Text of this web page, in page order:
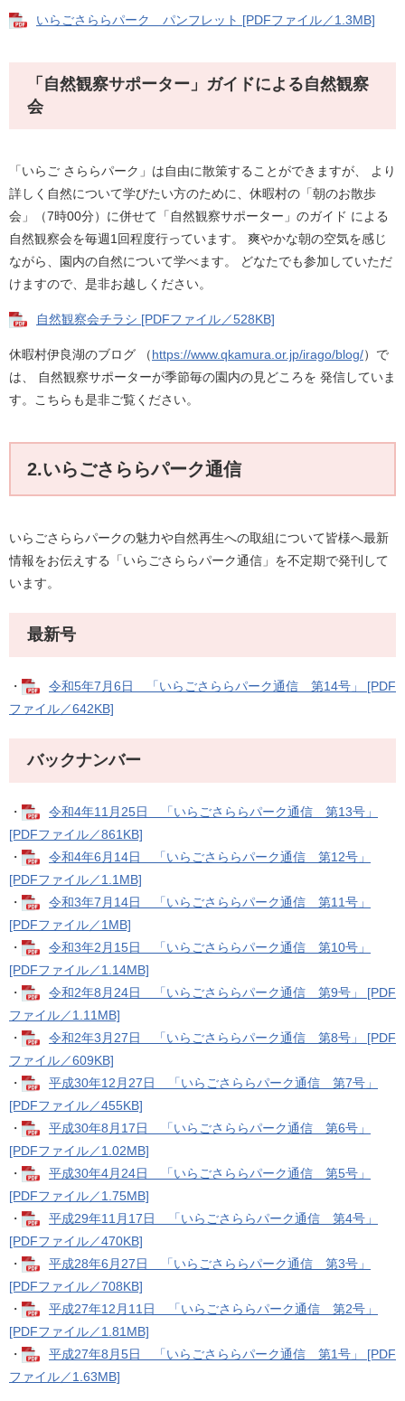
いらごさららパーク パンフレット [PDFファイル／1.3MB]
「自然観察サポーター」ガイドによる自然観察
会
「いらご さららパーク」は自由に散策することができますが、 より
詳しく自然について学びたい方のために、休暇村の「朝のお散歩
会」（7時00分）に併せて「自然観察サポーター」のガイド による
自然観察会を毎週1回程度行っています。 爽やかな朝の空気を感じ
ながら、園内の自然について学べます。 どなたでも参加していただ
けますので、是非お越しください。
自然観察会チラシ [PDFファイル／528KB]
休暇村伊良湖のブログ （https://www.qkamura.or.jp/irago/blog/）で
は、 自然観察サポーターが季節毎の園内の見どころを 発信していま
す。こちらも是非ご覧ください。
2.いらごさららパーク通信
いらごさららパークの魅力や自然再生への取組について皆様へ最新
情報をお伝えする「いらごさららパーク通信」を不定期で発刊して
います。
最新号
・
令和5年7月6日 「いらごさららパーク通信 第14号」 [PDF
ファイル／642KB]
バックナンバー
・
令和4年11月25日 「いらごさららパーク通信 第13号」
[PDFファイル／861KB]
・
令和4年6月14日 「いらごさららパーク通信 第12号」
[PDFファイル／1.1MB]
・
令和3年7月14日 「いらごさららパーク通信 第11号」
[PDFファイル／1MB]
・
令和3年2月15日 「いらごさららパーク通信 第10号」
[PDFファイル／1.14MB]
・
令和2年8月24日 「いらごさららパーク通信 第9号」 [PDF
ファイル／1.11MB]
・
令和2年3月27日 「いらごさららパーク通信 第8号」 [PDF
ファイル／609KB]
・
平成30年12月27日 「いらごさららパーク通信 第7号」
[PDFファイル／455KB]
・
平成30年8月17日 「いらごさららパーク通信 第6号」
[PDFファイル／1.02MB]
・
平成30年4月24日 「いらごさららパーク通信 第5号」
[PDFファイル／1.75MB]
・
平成29年11月17日 「いらごさららパーク通信 第4号」
[PDFファイル／470KB]
・
平成28年6月27日 「いらごさららパーク通信 第3号」
[PDFファイル／708KB]
・
平成27年12月11日 「いらごさららパーク通信 第2号」
[PDFファイル／1.81MB]
・
平成27年8月5日 「いらごさららパーク通信 第1号」 [PDF
ファイル／1.63MB]